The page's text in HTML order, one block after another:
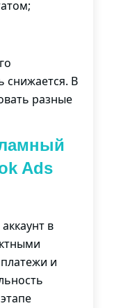
снижается. В
разные
Ads
в
и